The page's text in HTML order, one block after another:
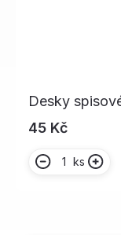
Desky
45 Kč
ks